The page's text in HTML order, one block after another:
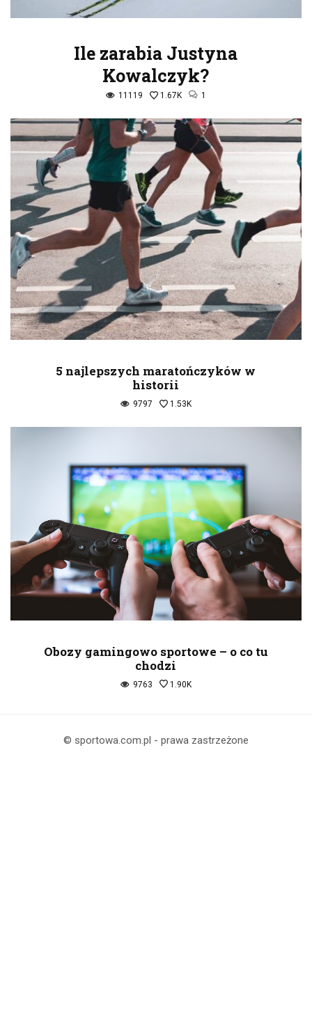
Ile zarabia Justyna
Kowalczyk?
11119 1.67K 1
5 najlepszych maratończyków w
historii
9797 1.53K
Obozy gamingowo sportowe – o co tu
chodzi
9763 1.90K
© sportowa.com.pl - prawa zastrzeżone